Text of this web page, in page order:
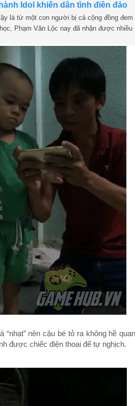
Idol khiến dân tình điên đảo
là từ một con người bị cả cộng đồng
Phạm Văn Lộc nay đã nhận được
nên cậu bé tỏ ra không hề
được chiếc điện thoại để tự nghịch.